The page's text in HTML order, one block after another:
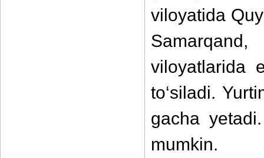
viloyatida
viloyatlarida
to‘siladi.
gacha
mumkin.